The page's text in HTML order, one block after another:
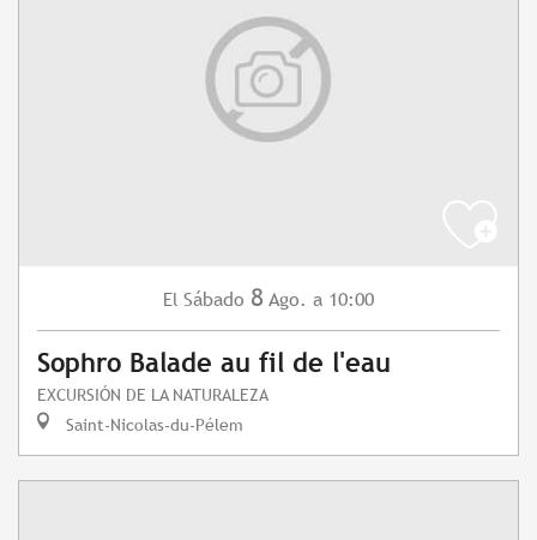
El Sábado 8 Ago. a 10:00
Sophro Balade au fil de l'eau
EXCURSIÓN DE LA NATURALEZA
Saint-Nicolas-du-Pélem